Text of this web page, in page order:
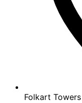
Folkart